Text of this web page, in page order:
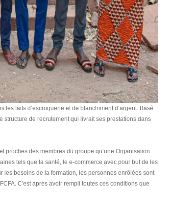
les faits d’escroquerie et de blanchiment d’argent. Basé
de recrutement qui livrait ses prestations dans
proches des membres du groupe qu’une Organisation
tels que la santé, le e-commerce avec pour but de les
les besoins de la formation, les personnes enrôlées sont
C'est après avoir rempli toutes ces conditions que